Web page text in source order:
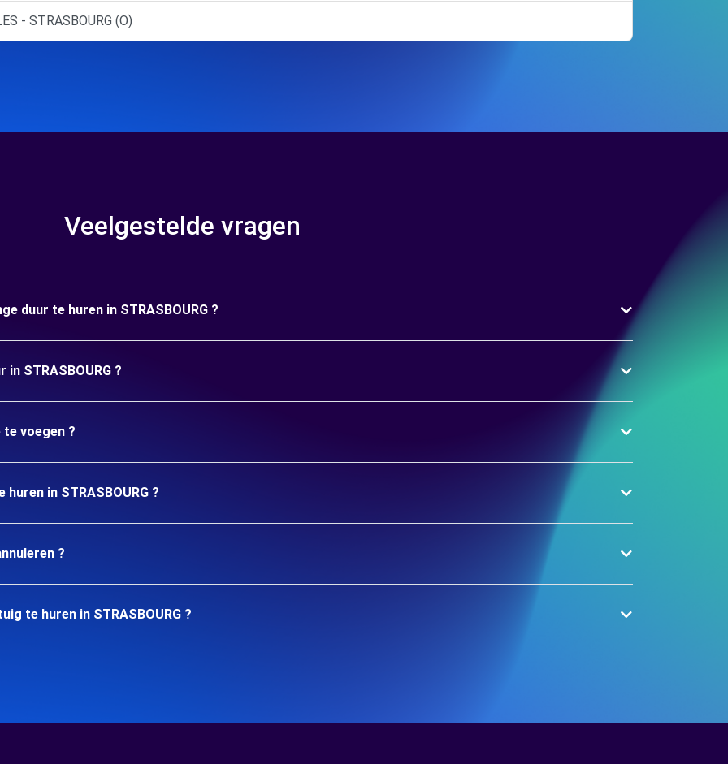
- STRASBOURG (O)
Veelgestelde vragen
duur te huren in STRASBOURG ?
STRASBOURG ?
voegen ?
in STRASBOURG ?
?
te huren in STRASBOURG ?